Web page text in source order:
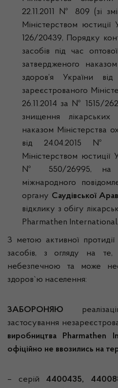
22.11.2011 № 809 (зі
Міністерством
126/20439, Порядку
засобів під час
затвердженого
здоров’я України
зареєстрованого
26.11.2014 за № 1515/
знищення лікарських
наказом Міністерства
від 24.04.2015 №
Міністерством юстиції
№ 550/26995, на
міжнародного
органу Саудівської
відклику з обігу
Pharmathen International,
З метою активної
засобів, з огляду на
небезпечною та може
здоров`ю населення:
ЗАБОРОНЯЮ
застосування
виробництва
Pharmathen
офіційно не ввозились на
– серій 4400435,